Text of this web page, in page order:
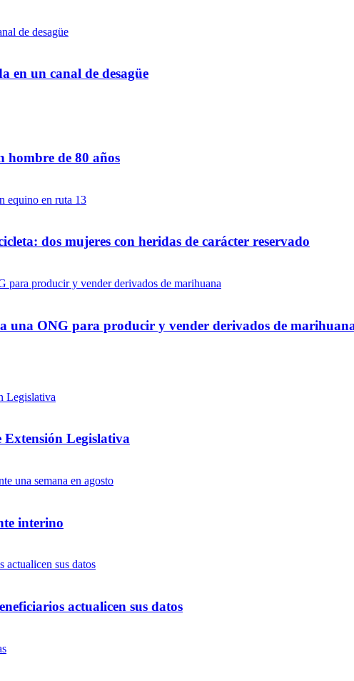
en un canal de desagüe
hombre de 80 años
dos mujeres con heridas de carácter reservado
una ONG para producir y vender derivados de
Legislativa
interino
actualicen sus datos